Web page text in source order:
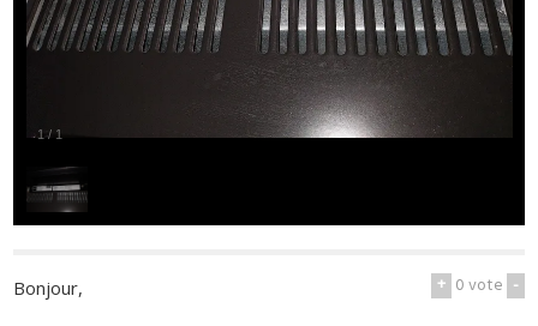
1 / 1
+ 0vote -
Bonjour,